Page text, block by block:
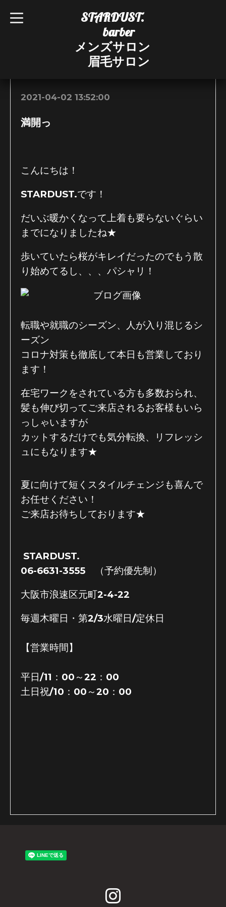
STARDUST.
barber
メンズサロン
眉毛サロン
t
o
お知らせ
2021-04-02 13:52:00
満開っ
こんにちは！
STARDUST.です！
だいぶ暖かくなって上着も要らないぐらい
までになりましたね★
歩いていたら桜がキレイだったのでもう散
り始めてるし、、、パシャリ！
転職や就職のシーズン、人が入り混じるシ
ーズン
コロナ対策も徹底して本日も営業しており
ます！
在宅ワークをされている方も多数おられ、
髪も伸び切ってご来店されるお客様もいら
っしゃいますが
カットするだけでも気分転換、リフレッシ
ュにもなります★
夏に向けて短くスタイルチェンジも喜んで
お任せください！
ご来店お待ちしております★
STARDUST.
06-6631-3555 （予約優先制）
大阪市浪速区元町2-4-22
毎週木曜日・第2/3水曜日/定休日
【営業時間】
平日/11：00～22：00
土日祝/10：00～20：00